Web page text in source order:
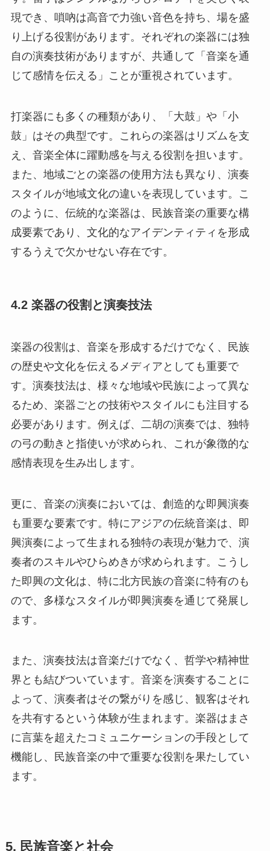
現でき、嗩吶は高音で力強い音色を持ち、場を盛
り上げる役割があります。それぞれの楽器には独
自の演奏技術がありますが、共通して「音楽を通
じて感情を伝える」ことが重視されています。
打楽器にも多くの種類があり、「大鼓」や「小
鼓」はその典型です。これらの楽器はリズムを支
え、音楽全体に躍動感を与える役割を担います。
また、地域ごとの楽器の使用方法も異なり、演奏
スタイルが地域文化の違いを表現しています。こ
のように、伝統的な楽器は、民族音楽の重要な構
成要素であり、文化的なアイデンティティを形成
するうえで欠かせない存在です。
4.2 楽器の役割と演奏技法
楽器の役割は、音楽を形成するだけでなく、民族
の歴史や文化を伝えるメディアとしても重要で
す。演奏技法は、様々な地域や民族によって異な
るため、楽器ごとの技術やスタイルにも注目する
必要があります。例えば、二胡の演奏では、独特
の弓の動きと指使いが求められ、これが象徴的な
感情表現を生み出します。
更に、音楽の演奏においては、創造的な即興演奏
も重要な要素です。特にアジアの伝統音楽は、即
興演奏によって生まれる独特の表現が魅力で、演
奏者のスキルやひらめきが求められます。こうし
た即興の文化は、特に北方民族の音楽に特有のも
ので、多様なスタイルが即興演奏を通じて発展し
ます。
また、演奏技法は音楽だけでなく、哲学や精神世
界とも結びついています。音楽を演奏することに
よって、演奏者はその繋がりを感じ、観客はそれ
を共有するという体験が生まれます。楽器はまさ
に言葉を超えたコミュニケーションの手段として
機能し、民族音楽の中で重要な役割を果たしてい
ます。
5. 民族音楽と社会